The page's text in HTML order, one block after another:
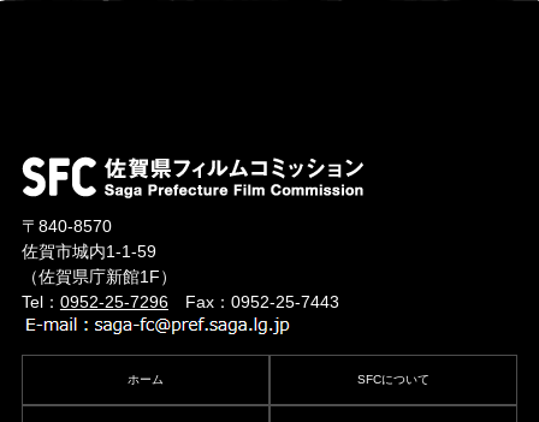
〒840-8570
佐賀市城内1-1-59
（佐賀県庁新館1F）
Tel： 0952-25-7296Fax：0952-25-7443
ホーム SFCについて